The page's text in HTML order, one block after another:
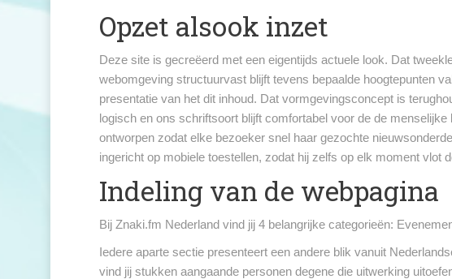
Opzet alsook inzet
Deze site is gecreëerd met een eigentijds actuele look. Dat
webomgeving structuurvast blijft tevens bepaalde hoogtepunten
presentatie van het dit inhoud. Dat vormgevingsconcept is
logisch en ons schriftsoort blijft comfortabel voor de de
ontworpen zodat elke bezoeker snel haar gezochte
ingericht op mobiele toestellen, zodat hij zelfs op elk moment vlot
Indeling van de webpagina
Bij Znaki.fm Nederland vind jij 4 belangrijke categorieën:
Iedere aparte sectie presenteert een andere blik vanuit
vind jij stukken aangaande personen degene die uitwerking